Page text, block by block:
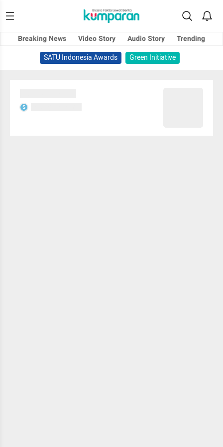
Breaking News Video Story Audio Story
Trending
SATU Indonesia Awards
Green Initiative
S